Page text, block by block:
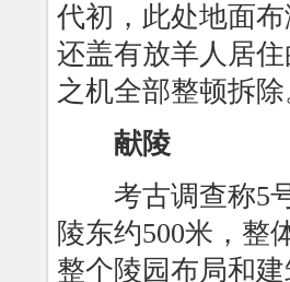
代初，此处地面
还盖有放羊人居
之机全部整顿拆
献陵
考古调查称5号
陵东约500米，整
整个陵园布局和